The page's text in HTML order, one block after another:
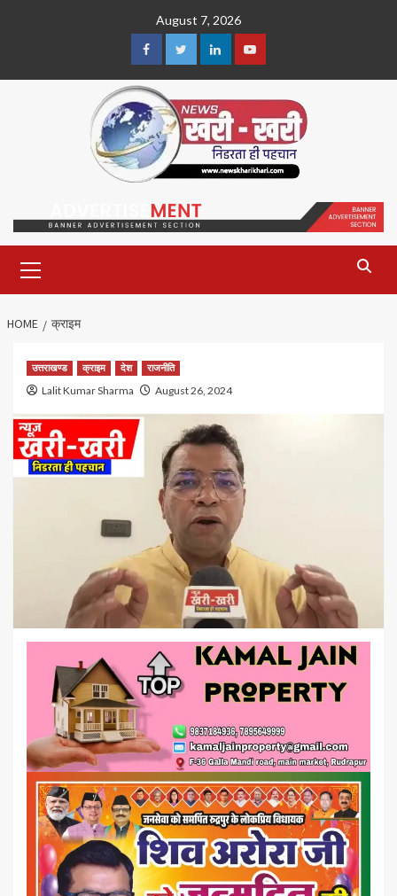
August 7, 2026
FacebookTwitterLinkedinYoutube
Menu
HOME क्राइम
उत्तराखण्ड क्राइम देश राजनीति
Lalit Kumar Sharma August 26, 2024